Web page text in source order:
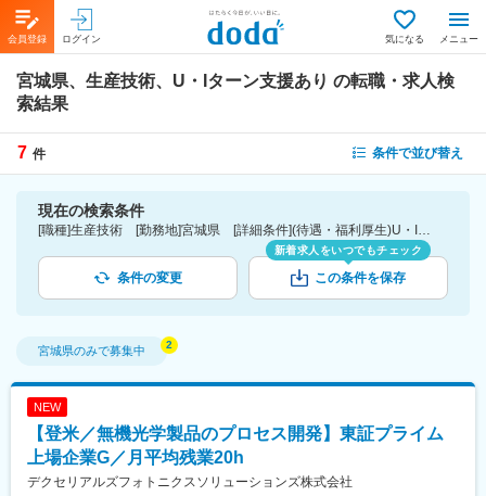
会員登録 ログイン 気になる メニュー
宮城県、生産技術、U・Iターン支援あり の転職・求人検
索結果
7 件 条件で並び替え
現在の検索条件
[職種]生産技術 [勤務地]宮城県 [詳細条件](待遇・福利厚生)U・Iターン支援あり
条件の変更
新着求人をいつでもチェック
この条件を保存
宮城県のみで募集中
NEW
【登米／無機光学製品のプロセス開発】東証プライム
上場企業G／月平均残業20h
デクセリアルズフォトニクスソリューションズ株式会社